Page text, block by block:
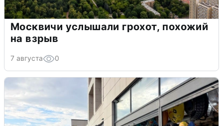
Москвичи услышали грохот, похожий
на взрыв
7 августа 0